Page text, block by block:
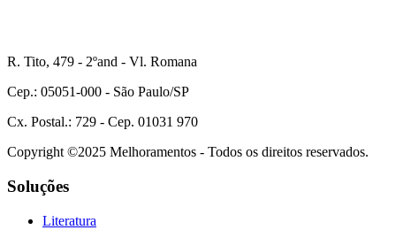
R. Tito, 479 - 2ºand - Vl. Romana
Cep.: 05051-000 - São Paulo/SP
Cx. Postal.: 729 - Cep. 01031 970
Copyright ©2025 Melhoramentos - Todos os direitos reservados.
Soluções
Literatura